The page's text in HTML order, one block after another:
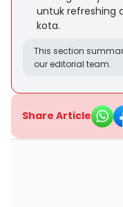
untuk refreshing
kota.
This section
our editorial team.
Share Article